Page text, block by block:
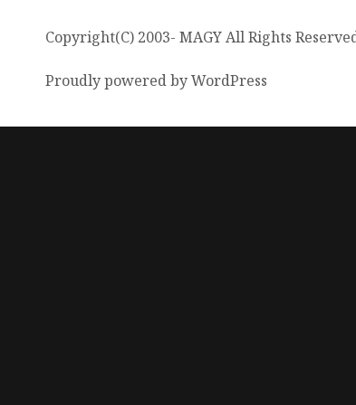
Copyright(C) 2003- MAGY All Rights
Proudly powered by WordPress